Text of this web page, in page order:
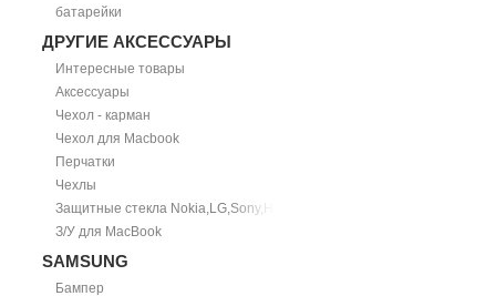
батарейки
ДРУГИЕ АКСЕССУАРЫ
Интересные товары
Аксессуары
Чехол - карман
Чехол для Macbook
Перчатки
Чехлы
Защитные стекла Nokia,LG,Sony,HTC
З/У для MacBook
SAMSUNG
Бампер